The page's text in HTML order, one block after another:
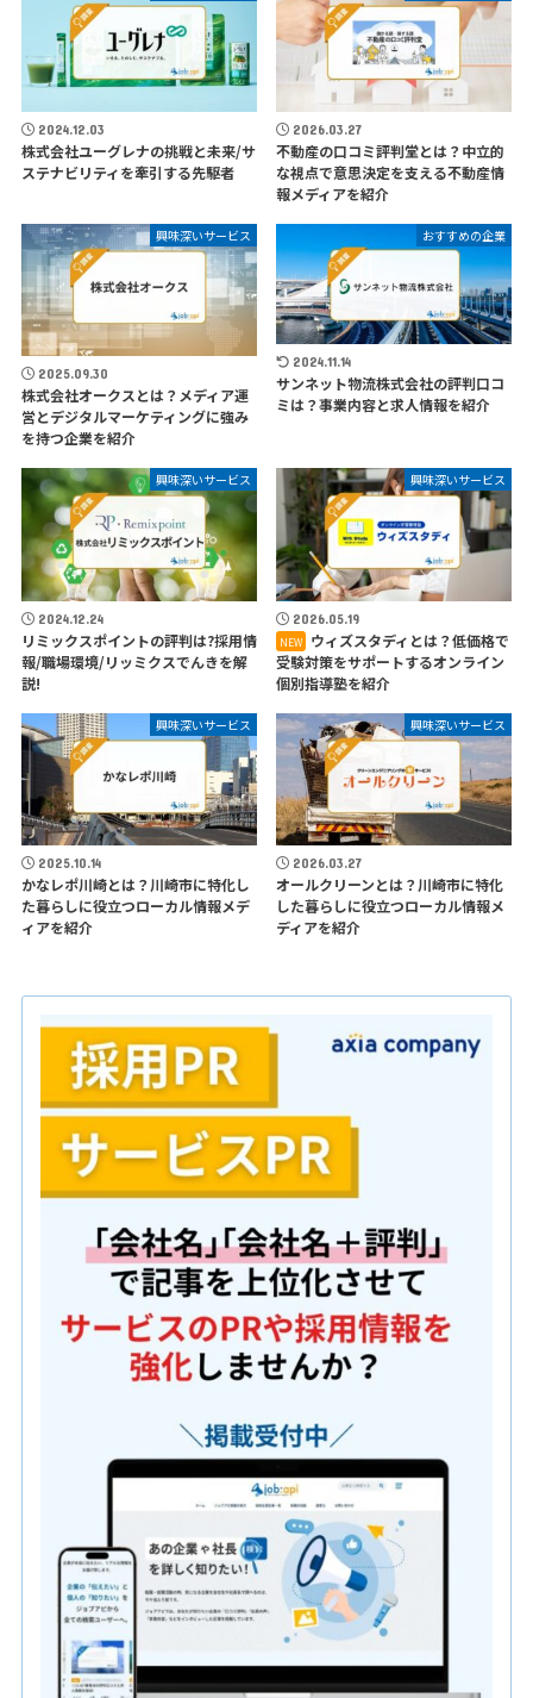
2024.12.03
株式会社ユーグレナの挑戦と未来/サ
ステナビリティを牽引する先駆者
2026.03.27
不動産の口コミ評判堂とは？中立的
な視点で意思決定を支える不動産情
報メディアを紹介
興味深いサービス
2025.09.30
株式会社オークスとは？メディア運
営とデジタルマーケティングに強み
を持つ企業を紹介
おすすめの企業
2024.11.14
サンネット物流株式会社の評判口コ
ミは？事業内容と求人情報を紹介
興味深いサービス
2024.12.24
リミックスポイントの評判は?採用情
報/職場環境/リッミクスでんきを解
説!
興味深いサービス
2026.05.19
ウィズスタディとは？低価格で
受験対策をサポートするオンライン
個別指導塾を紹介
興味深いサービス
2025.10.14
かなレポ川崎とは？川崎市に特化し
た暮らしに役立つローカル情報メデ
ィアを紹介
興味深いサービス
2026.03.27
オールクリーンとは？川崎市に特化
した暮らしに役立つローカル情報メ
ディアを紹介